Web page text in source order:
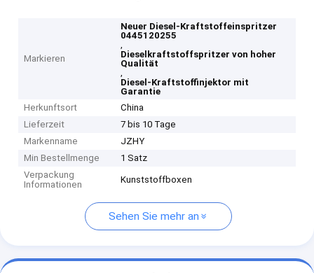
Markieren
Neuer Diesel-Kraftstoffeinspritzer
0445120255
,
Dieselkraftstoffspritzer von hoher
Qualität
,
Diesel-Kraftstoffinjektor mit
Garantie
Herkunftsort
China
Lieferzeit
7 bis 10 Tage
Markenname
JZHY
Min Bestellmenge
1 Satz
Verpackung
Informationen
Kunststoffboxen
Sehen Sie mehr an